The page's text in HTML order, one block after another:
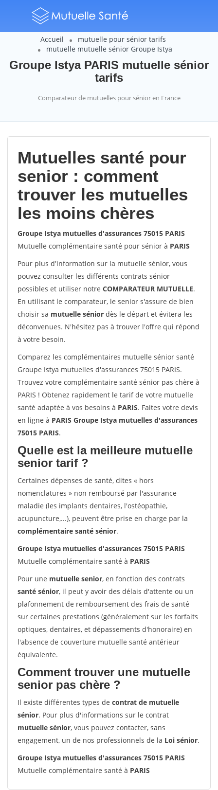
Accueil
mutuelle pour sénior tarifs
mutuelle mutuelle sénior Groupe Istya
Groupe Istya PARIS mutuelle sénior
tarifs
Comparateur de mutuelles pour sénior en France
Mutuelles santé pour
senior : comment
trouver les mutuelles
les moins chères
Groupe Istya mutuelles d'assurances 75015 PARIS
Mutuelle complémentaire santé pour sénior à PARIS
Pour plus d'information sur la mutuelle sénior, vous
pouvez consulter les différents contrats sénior
possibles et utiliser notre COMPARATEUR MUTUELLE.
En utilisant le comparateur, le senior s'assure de bien
choisir sa mutuelle sénior dès le départ et évitera les
déconvenues. N'hésitez pas à trouver l'offre qui répond
à votre besoin.
Comparez les complémentaires mutuelle sénior santé
Groupe Istya mutuelles d'assurances 75015 PARIS.
Trouvez votre complémentaire santé sénior pas chère à
PARIS ! Obtenez rapidement le tarif de votre mutuelle
santé adaptée à vos besoins à PARIS. Faites votre devis
en ligne à PARIS Groupe Istya mutuelles d'assurances
75015 PARIS.
Quelle est la meilleure mutuelle
senior tarif ?
Certaines dépenses de santé, dites « hors
nomenclatures » non remboursé par l'assurance
maladie (les implants dentaires, l'ostéopathie,
acupuncture,...), peuvent être prise en charge par la
complémentaire santé sénior.
Groupe Istya mutuelles d'assurances 75015 PARIS
Mutuelle complémentaire santé à PARIS
Pour une mutuelle senior, en fonction des contrats
santé sénior, il peut y avoir des délais d'attente ou un
plafonnement de remboursement des frais de santé
sur certaines prestations (généralement sur les forfaits
optiques, dentaires, et dépassements d'honoraire) en
l'absence de couverture mutuelle santé antérieur
équivalente.
Comment trouver une mutuelle
senior pas chère ?
Il existe différentes types de contrat de mutuelle
sénior. Pour plus d'informations sur le contrat
mutuelle sénior, vous pouvez contacter, sans
engagement, un de nos professionnels de la Loi sénior.
Groupe Istya mutuelles d'assurances 75015 PARIS
Mutuelle complémentaire santé à PARIS